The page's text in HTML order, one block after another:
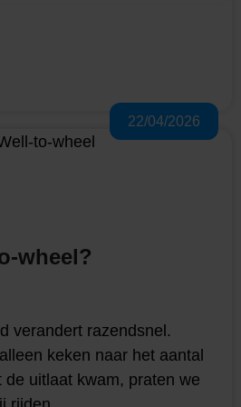
22/04/2026
wheel?
verandert razendsnel.
keken naar het aantal
de uitlaat kwam, praten we